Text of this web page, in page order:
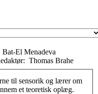
Bat-El Menadeva
Thomas Brahe
til sensorik og lærer om
et teoretisk oplæg.